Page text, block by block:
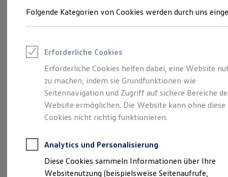
Junge Gebrauchtwagen und Gebrauchtwagen
Saisonangebote
Leasing
Leasing-Angebote
Gebrauchtwagen Leasing
Junge Gebrauchtwagen-Leasing
Elektroauto Leasing
Kleinwagen-Leasing
Leasing ohne Anzahlung
Autokredit mit Schlussrate
Versicherungen und Garantien
Kfz-Versicherung
Restschuldversicherungen
Größer. Entspannter.
Reichweiter. Der ID.7.
Folgende Kategorien von Cookies werden durch uns
Erforderliche Cookies
Erforderliche Cookies helfen dabei, eine Website
zu machen, indem sie Grundfunktionen wie
Seitennavigation und Zugriff auf sichere Bereiche
Website ermöglichen. Die Website kann ohne diese
Cookies nicht richtig funktionieren.
Analytics und Personalisierung
Diese Cookies sammeln Informationen über Ihre
Websitenutzung (beispielsweise Seitenaufrufe,